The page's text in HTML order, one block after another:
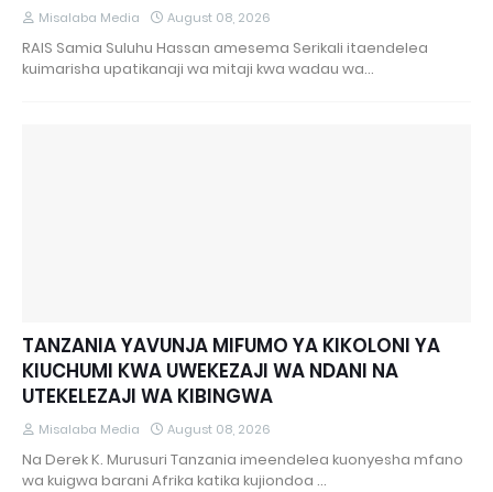
Misalaba Media August 08, 2026
RAIS Samia Suluhu Hassan amesema Serikali itaendelea
kuimarisha upatikanaji wa mitaji kwa wadau wa…
TANZANIA YAVUNJA MIFUMO YA KIKOLONI YA
KIUCHUMI KWA UWEKEZAJI WA NDANI NA
UTEKELEZAJI WA KIBINGWA
Misalaba Media August 08, 2026
Na Derek K. Murusuri Tanzania imeendelea kuonyesha mfano
wa kuigwa barani Afrika katika kujiondoa …